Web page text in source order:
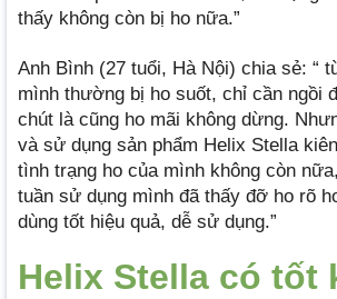
thấy không còn bị ho nữa.”
Anh Bình (27 tuổi, Hà Nội) chia sẻ: “
mình thường bị ho suốt, chỉ cần ngồi
chút là cũng ho mãi không dừng.
và sử dụng sản phẩm Helix Stella
tình trạng ho của mình không còn
tuần sử dụng mình đã thấy đỡ ho rõ
dùng tốt hiệu quả, dễ sử dụng.”
Helix Stella có tốt